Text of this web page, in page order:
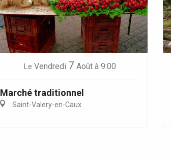
Le Vendredi 7 Août à 9:00
Marché traditionnel
Saint-Valery-en-Caux